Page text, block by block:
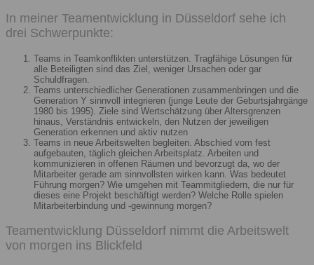
In meiner Teamentwicklung in Düsseldorf sehe ich
drei Schwerpunkte:
Teams in Teamkonflikten unterstützen. Tragfähige Lösungen für
alle Beteiligten sind das Ziel, weniger Ursachen oder gar
Schuldfragen.
Teams unterschiedlicher Generationen zusammenbringen und die
Generation Y sinnvoll integrieren (junge Leute der Geburtsjahrgänge
1980 bis 1995). Ziele sind Wertschätzung über Altersgrenzen
hinaus, Verständnis entwickeln, den Nutzen der jeweiligen
Generation erkennen und aktiv nutzen
Teams in neue Arbeitswelten begleiten. Abschied vom fest
aufgebauten, täglich gleichen Arbeitsplatz. Arbeiten und
kommunizieren in offenen Räumen und bevorzugt da, wo der
Mitarbeiter gerade am sinnvollsten wirken kann. Was bedeutet
Führung morgen? Wie umgehen mit Teammitgliedern, die nur für
dieses eine Projekt beschäftigt werden? Welche Rolle spielen
Mitarbeiterbindung und -gewinnung morgen?
Teamentwicklung Düsseldorf nimmt die Arbeitswelt
von morgen ins Blickfeld